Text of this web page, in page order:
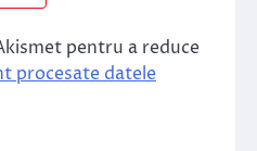
pentru a reduce
procesate datele